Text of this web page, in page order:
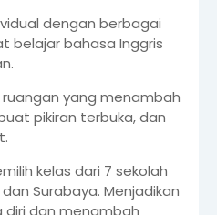
dengan berbagai
belajar bahasa Inggris
ruangan yang menambah
pikiran terbuka, dan
kelas dari 7 sekolah
Surabaya. Menjadikan
diri dan menambah